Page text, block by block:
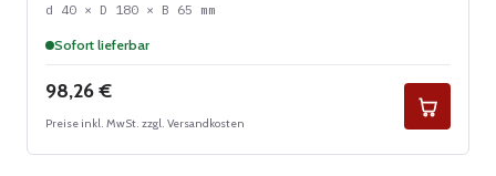
d 40 × D 180 × B 65 mm
Sofort lieferbar
Regulärer Preis:
98,26 €
Preise inkl. MwSt. zzgl. Versandkosten